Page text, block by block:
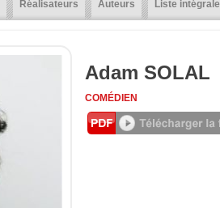
Réalisateurs Auteurs Liste intégrale
Adam SOLAL
COMÉDIEN